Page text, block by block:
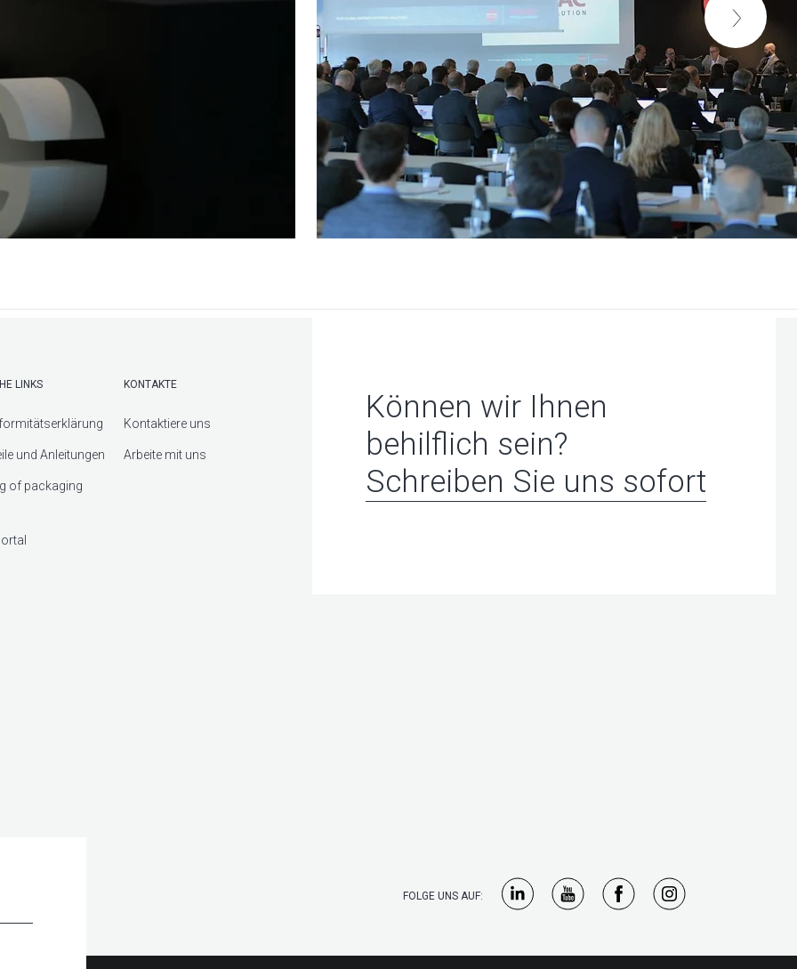
LINKS
und Anleitungen
of packaging
KONTAKTE
Kontaktiere uns
Arbeite mit uns
Können wir Ihnen
behilflich sein?
Schreiben Sie uns sofort
FOLGE UNS AUF: